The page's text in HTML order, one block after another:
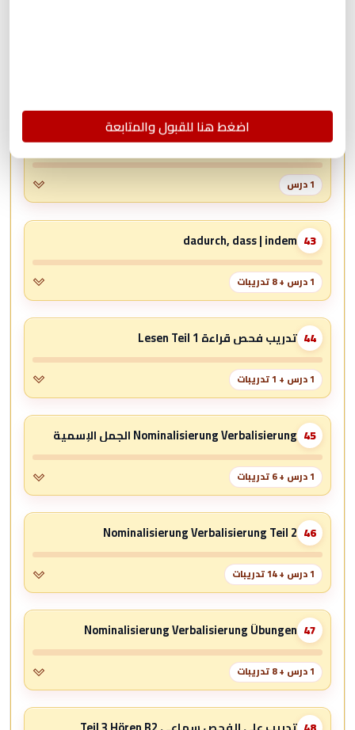
42 كيفية كتابة موضوع تعبير بالفحص B2
1 درس
43
dadurch, dass | indem
1 درس + 8 تدريبات
44 تدريب فحص قراءة Lesen Teil 1
1 درس + 1 تدريبات
45 Nominalisierung Verbalisierung الجمل الإسمية
1 درس + 6 تدريبات
46
Nominalisierung Verbalisierung Teil 2
1 درس + 14 تدريبات
47
Nominalisierung Verbalisierung Übungen
1 درس + 8 تدريبات
اضغط هنا للقبول والمتابعة